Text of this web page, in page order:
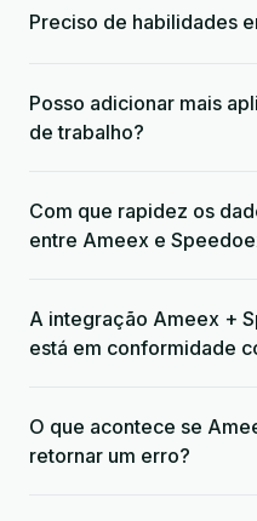
Preciso de habilidades
Posso adicionar mais
de trabalho?
Com que rapidez os
entre Ameex e
A integração Ameex +
está em conformidade
O que acontece se
retornar um erro?